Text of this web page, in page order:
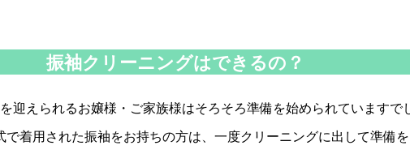
振袖クリーニングはできるの？
迎えられるお嬢様・ご家族様はそろそろ準備を始められていますで
で着用された振袖をお持ちの方は、一度クリーニングに出して準備